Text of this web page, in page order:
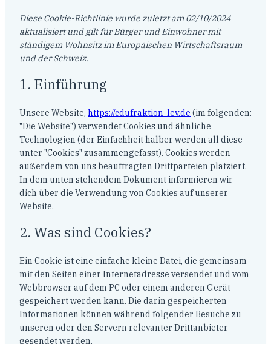
Diese Cookie-Richtlinie wurde zuletzt am 02/10/2024
aktualisiert und gilt für Bürger und Einwohner mit
ständigem Wohnsitz im Europäischen Wirtschaftsraum
und der Schweiz.
1. Einführung
Unsere Website, https://cdufraktion-lev.de (im folgenden:
"Die Website") verwendet Cookies und ähnliche
Technologien (der Einfachheit halber werden all diese
unter "Cookies" zusammengefasst). Cookies werden
außerdem von uns beauftragten Drittparteien platziert.
In dem unten stehendem Dokument informieren wir
dich über die Verwendung von Cookies auf unserer
Website.
2. Was sind Cookies?
Ein Cookie ist eine einfache kleine Datei, die gemeinsam
mit den Seiten einer Internetadresse versendet und vom
Webbrowser auf dem PC oder einem anderen Gerät
gespeichert werden kann. Die darin gespeicherten
Informationen können während folgender Besuche zu
unseren oder den Servern relevanter Drittanbieter
gesendet werden.